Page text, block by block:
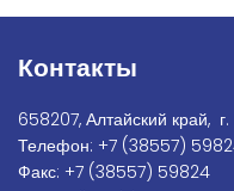
Контакты
658207, Алтайский край,
Телефон: +7 (38557)
Факс: +7 (38557) 59824